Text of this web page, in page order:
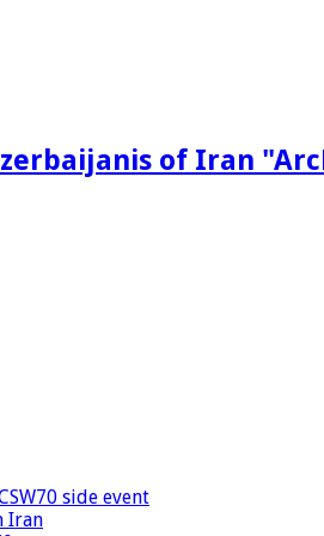
of Iran
side event
Iran